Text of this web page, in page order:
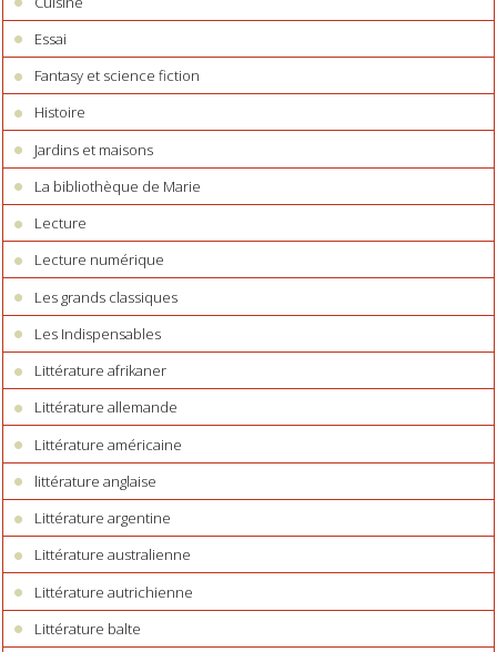
Essai
Fantasy et science fiction
Histoire
Jardins et maisons
La bibliothèque de Marie
Lecture
Lecture numérique
Les grands classiques
Les Indispensables
Littérature afrikaner
Littérature allemande
Littérature américaine
littérature anglaise
Littérature argentine
Littérature australienne
Littérature autrichienne
Littérature balte